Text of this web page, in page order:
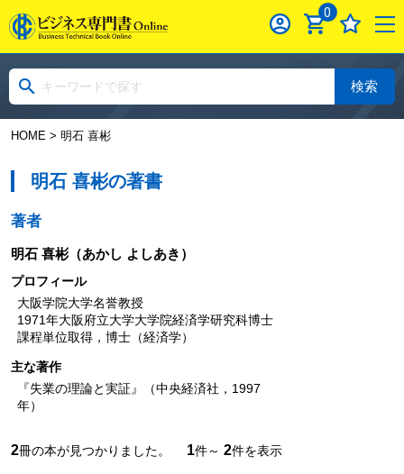
0
検索
HOME> 明石 喜彬
明石 喜彬の著書
著者
明石 喜彬（あかし よしあき）
プロフィール
大阪学院大学名誉教授
1971年大阪府立大学大学院経済学研究科博士
課程単位取得，博士（経済学）
主な著作
『失業の理論と実証』（中央経済社，1997
年）
2冊の本が見つかりました。 1件～ 2件を表示